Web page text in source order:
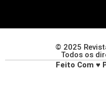
© 2025
Todos os
Feito Com ♥